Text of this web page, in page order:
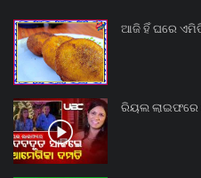
ଆଜି ହିଁ ଘରେ ଏମିତି
ରିୟଲ ଲାଇଫରେ